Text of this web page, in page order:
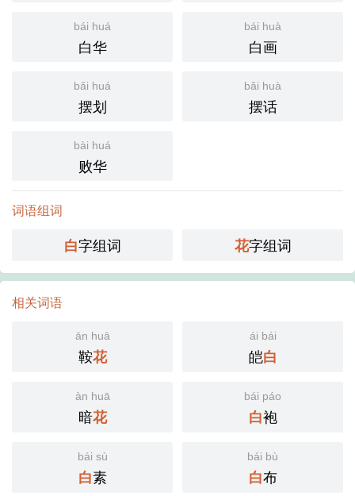
bái huá
白华
bái huà
白画
bǎi huá
摆划
bǎi huà
摆话
bài huá
败华
词语组词
白字组词 花字组词
相关词语
ān huā
鞍花
ái bái
皑白
àn huā
暗花
bái páo
白袍
bái sù
白素
bái bù
白布